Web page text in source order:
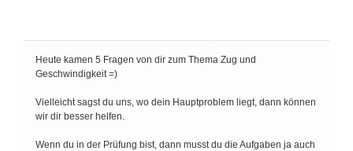
Heute kamen 5 Fragen von dir zum Thema Zug und
Geschwindigkeit =)
Vielleicht sagst du uns, wo dein Hauptproblem liegt, dann können
wir dir besser helfen.
Wenn du in der Prüfung bist, dann musst du die Aufgaben ja auch